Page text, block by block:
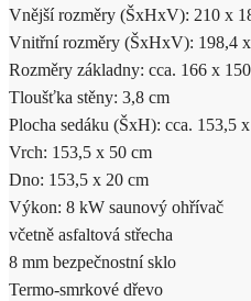
Vnější rozměry (ŠxHxV): 210 x
Vnitřní rozměry (ŠxHxV): 198,4
Rozměry základny: cca. 166 x
Tloušťka stěny: 3,8 cm
Plocha sedáku (ŠxH): cca. 153,5
Vrch: 153,5 x 50 cm
Dno: 153,5 x 20 cm
Výkon: 8 kW saunový ohřívač
včetně asfaltová střecha
8 mm bezpečnostní sklo
Termo-smrkové dřevo